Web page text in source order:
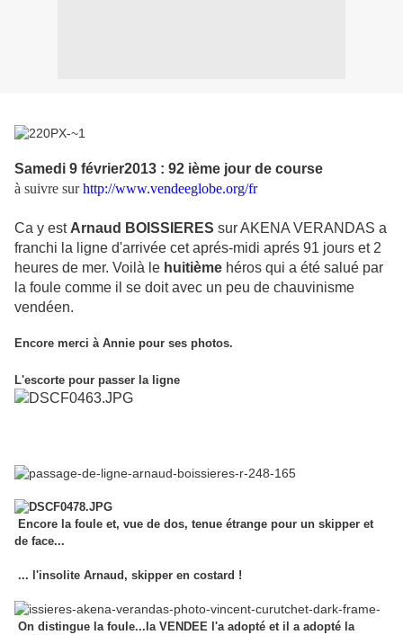
Samedi 9 février2013 : 92 ième jour de course
à suivre surhttp://www.vendeeglobe.org/fr
Ca y est Arnaud BOISSIERES sur AKENA VERANDAS a
franchi la ligne d'arrivée cet aprés-midi aprés 91 jours et 2
heures de mer. Voilà le huitième héros qui a été salué par
la foule comme il se doit avec un peu de chauvinisme
vendéen.
Encore merci à Annie pour ses photos.
L'escorte pour passer la ligne
Encore la foule et, vue de dos, tenue étrange pour un skipper et
de face...
... l'insolite Arnaud, skipper en costard !
On distingue la foule...la VENDEE l'a adopté et il a adopté la